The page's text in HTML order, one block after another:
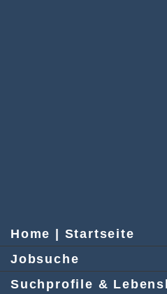
Home | Startseite
Jobsuche
Suchprofile &